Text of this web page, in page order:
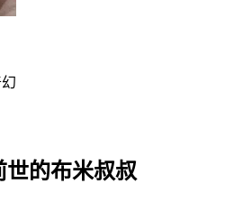
世的布米叔叔